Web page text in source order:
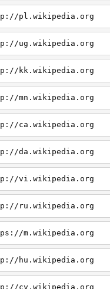
pl.wikipedia.org
ug.wikipedia.org
kk.wikipedia.org
mn.wikipedia.org
ca.wikipedia.org
da.wikipedia.org
vi.wikipedia.org
ru.wikipedia.org
m.wikipedia.org
hu.wikipedia.org
cy.wikipedia.org